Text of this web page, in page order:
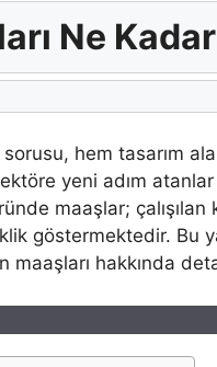
Ne
sorusu, hem tasarım
yeni adım atanlar
maaşlar;
göstermektedir. Bu
maaşları hakkında